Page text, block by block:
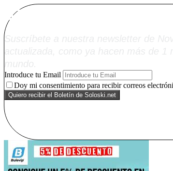
Alta Boletín
Suscríbete a nuestra newsletter de
Introduce tu Email
Doy mi consentimiento para recibir correos